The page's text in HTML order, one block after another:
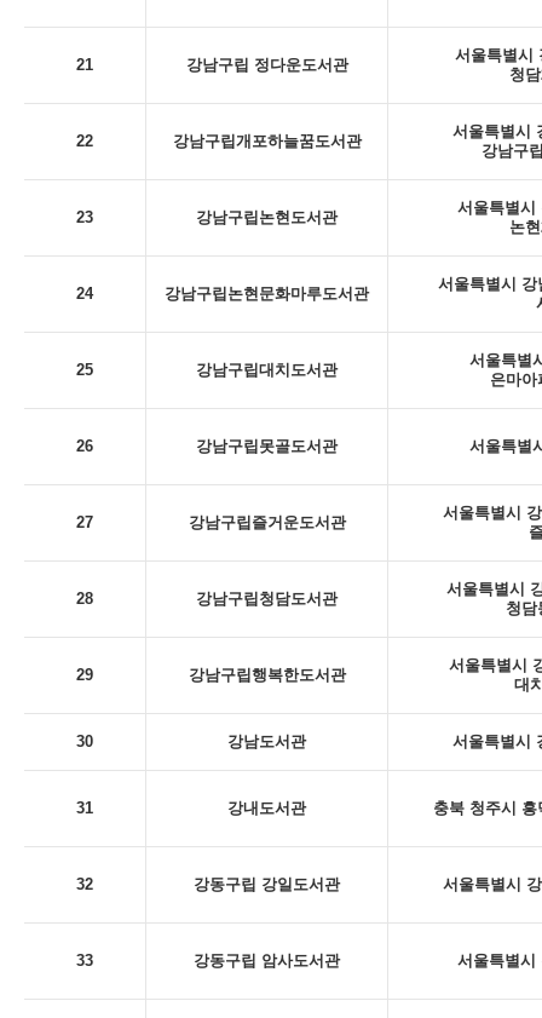
21 강남구립 정다운도서관
서울특별시
청
22 강남구립개포하늘꿈도서관
서울특별시
강남구
23 강남구립논현도서관
서울특별시
논
24 강남구립논현문화마루도서관
서울특별시 강
25 강남구립대치도서관
서울특별
은마아
26 강남구립못골도서관 서울특별
27 강남구립즐거운도서관
서울특별시
28 강남구립청담도서관
서울특별시
청담
29 강남구립행복한도서관
서울특별시
대
30 강남도서관 서울특별시
31 강내도서관 충북 청주시
32 강동구립 강일도서관 서울특별시
33 강동구립 암사도서관 서울특별시